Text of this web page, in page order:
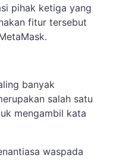
pihak ketiga yang
fitur tersebut
banyak
salah satu
mengambil kata
waspada